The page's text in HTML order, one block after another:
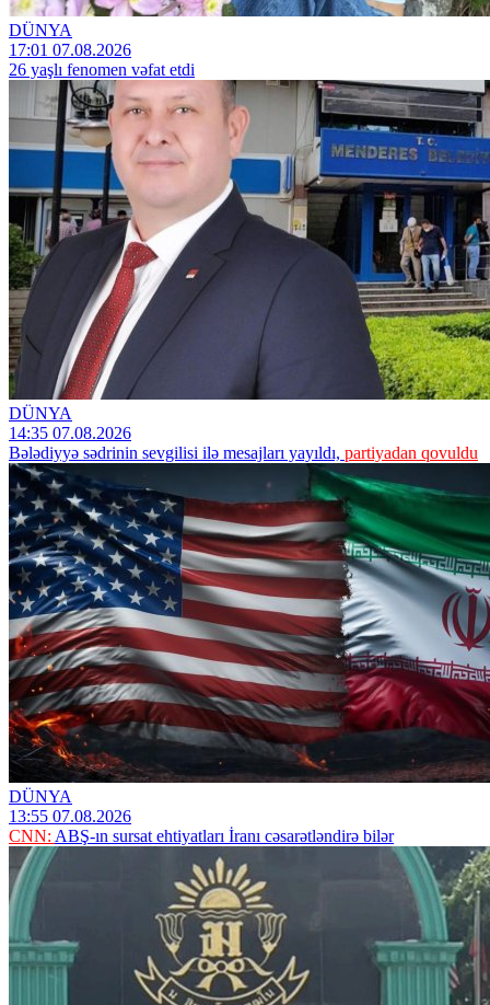
DÜNYA
17:01 07.08.2026
26 yaşlı fenomen vəfat etdi
DÜNYA
14:35 07.08.2026
Bələdiyyə sədrinin sevgilisi ilə mesajları yayıldı, partiyadan qovuldu
DÜNYA
13:55 07.08.2026
CNN: ABŞ-ın sursat ehtiyatları İranı cəsarətləndirə bilər